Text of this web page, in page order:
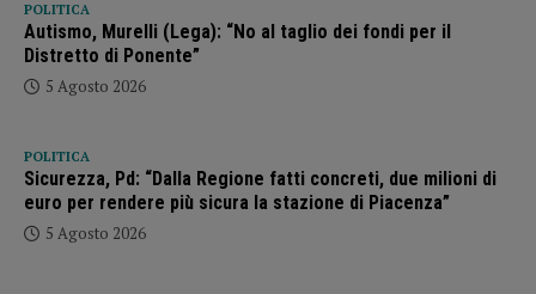
POLITICA
Autismo, Murelli (Lega): “No al taglio dei fondi per il
Distretto di Ponente”
5 Agosto 2026
POLITICA
Sicurezza, Pd: “Dalla Regione fatti concreti, due milioni di
euro per rendere più sicura la stazione di Piacenza”
5 Agosto 2026